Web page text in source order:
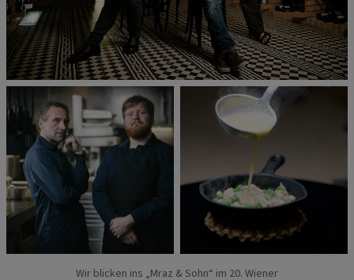
Wir blicken ins „Mraz & Sohn“ im 20. Wiener